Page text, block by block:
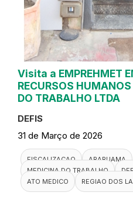
Visita a EMPREHMET
RECURSOS
DO TRABALHO LTDA
DEFIS
31 de Março de 2026
FISCALIZACAO
ARARUAMA
MEDICINA DO TRABALHO
ATO MEDICO
REGIAO DOS